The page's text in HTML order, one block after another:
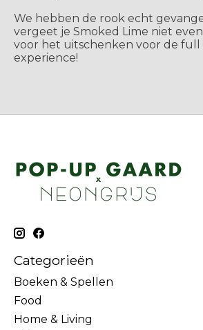
We hebben de rook echt
vergeet je Smoked Lime niet
voor het uitschenken voor de full
experience!
Categorieën
Boeken & Spellen
Food
Home & Living